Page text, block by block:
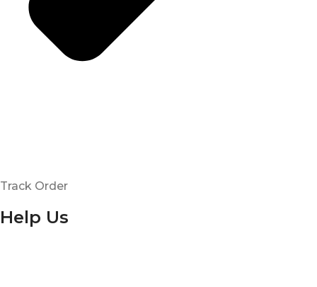
Track Order
Help Us